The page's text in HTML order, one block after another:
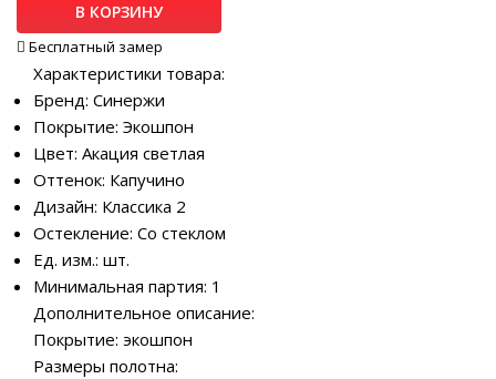
В КОРЗИНУ
Бесплатный замер
Характеристики товара:
Бренд: Синержи
Покрытие: Экошпон
Цвет: Акация светлая
Оттенок: Капучино
Дизайн: Классика 2
Остекление: Со стеклом
Ед. изм.: шт.
Минимальная партия: 1
Дополнительное описание:
Покрытие: экошпон
Размеры полотна: